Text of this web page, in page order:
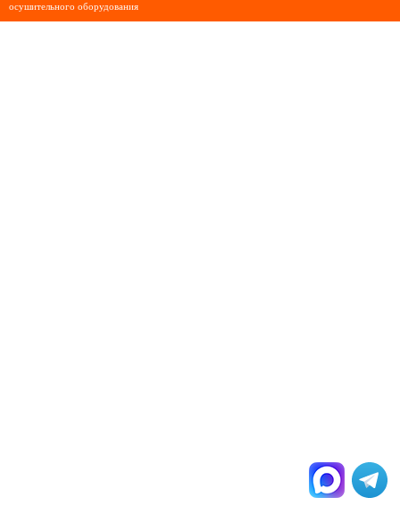
осушительного оборудования